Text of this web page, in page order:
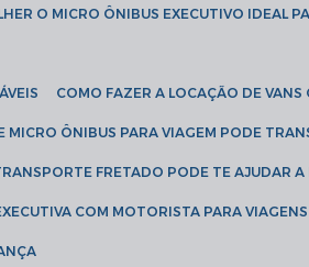
O MICRO ÔNIBUS EXECUTIVO IDEAL
COMO FAZER A LOCAÇÃO DE
MICRO ÔNIBUS PARA VIAGEM PODE
FRETADO PODE TE AJUDAR
COM MOTORISTA PARA